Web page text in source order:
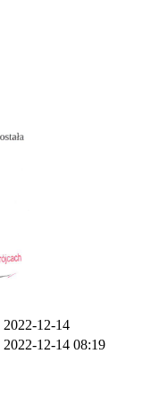
2022-12-14
2022-12-14 08:19